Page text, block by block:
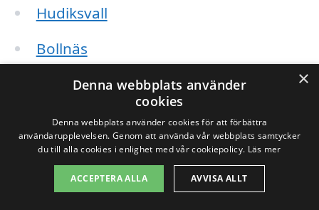
Hudiksvall
Bollnäs
Ljusdal
Norrala
Torsåker
Björkberg
×
Denna webbplats använder
cookies
Denna webbplats använder cookies för att förbättra
användarupplevelsen. Genom att använda vår webbplats samtycker
du till alla cookies i enlighet med vår cookiepolicy. Läs mer
ACCEPTERA ALLA AVVISA ALLT